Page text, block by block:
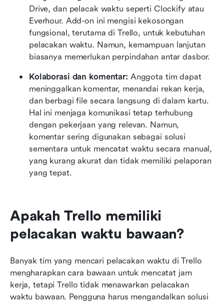
Drive, dan pelacak waktu seperti Clockify atau
Everhour. Add-on ini mengisi kekosongan
fungsional, terutama di Trello, untuk kebutuhan
pelacakan waktu. Namun, kemampuan lanjutan
biasanya memerlukan perpindahan antar dasbor.
Kolaborasi dan komentar: Anggota tim dapat
meninggalkan komentar, menandai rekan kerja,
dan berbagi file secara langsung di dalam kartu.
Hal ini menjaga komunikasi tetap terhubung
dengan pekerjaan yang relevan. Namun,
komentar sering digunakan sebagai solusi
sementara untuk mencatat waktu secara manual,
yang kurang akurat dan tidak memiliki pelaporan
yang tepat.
Apakah Trello memiliki
pelacakan waktu bawaan?
Banyak tim yang mencari pelacakan waktu di Trello
mengharapkan cara bawaan untuk mencatat jam
kerja, tetapi Trello tidak menawarkan pelacakan
waktu bawaan. Pengguna harus mengandalkan solusi